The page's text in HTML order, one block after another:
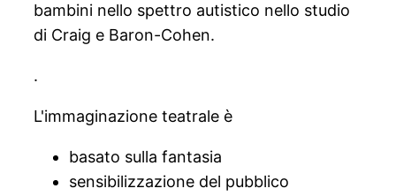
bambini nello spettro autistico nello studio
di Craig e Baron-Cohen.
.
L'immaginazione teatrale è
basato sulla fantasia
sensibilizzazione del pubblico